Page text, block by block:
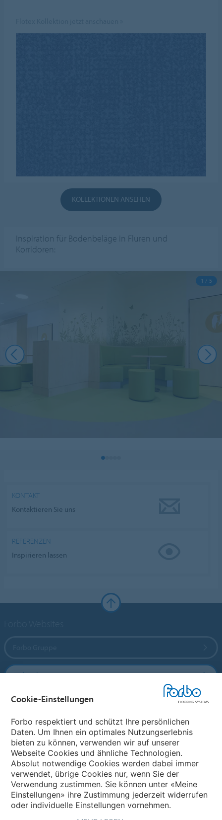
KOLLEKTIONEN ANSEHEN
Inspiration für Bodenbeläge in Fluren und
Korridoren:
1 / 5
KONTAKT
Kontaktieren Sie uns
REFERENZEN
Inspirieren lassen
Forbo Flooring Systems
Forbo Movement Systems
Land auswählen
Land auswählen
Cookie-Einstellungen
Forbo respektiert und schützt Ihre persönlichen
Daten. Um Ihnen ein optimales Nutzungserlebnis
bieten zu können, verwenden wir auf unserer
Webseite Cookies und ähnliche Technologien.
Absolut notwendige Cookies werden dabei immer
verwendet, übrige Cookies nur, wenn Sie der
Verwendung zustimmen. Sie können unter «Meine
Einstellungen» ihre Zustimmung jederzeit widerrufen
oder individuelle Einstellungen vornehmen.